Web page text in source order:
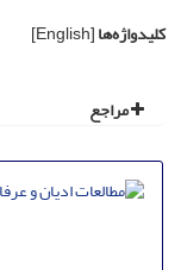
کلیدواژه‌ها[English]
مراجع